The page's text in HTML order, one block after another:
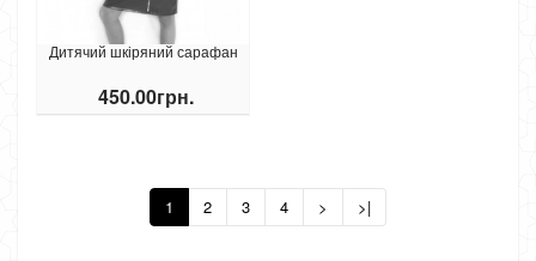
Дитячий шкіряний сарафан
450.00грн.
1 2 3 4 > >|